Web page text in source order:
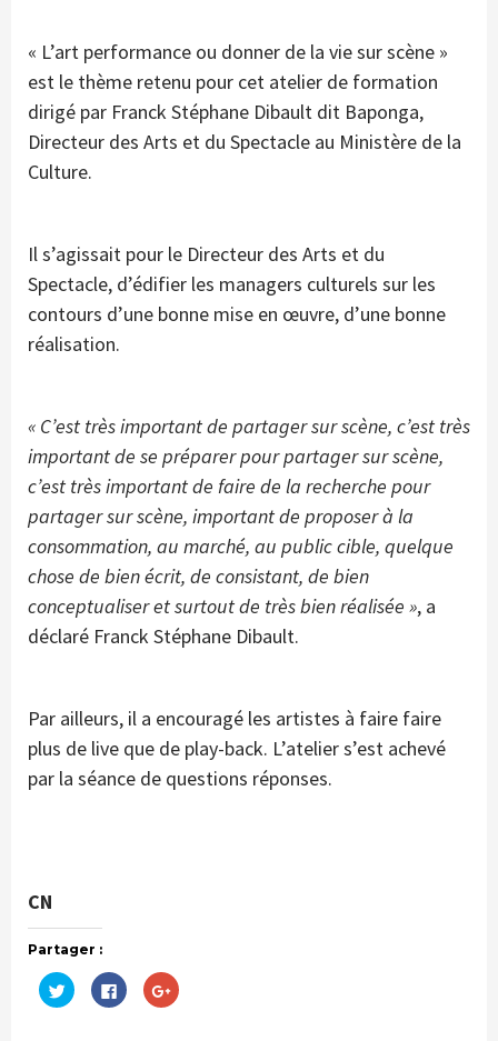
« L’art performance ou donner de la vie sur scène »
est le thème retenu pour cet atelier de formation
dirigé par Franck Stéphane Dibault dit Baponga,
Directeur des Arts et du Spectacle au Ministère de la
Culture.
Il s’agissait pour le Directeur des Arts et du
Spectacle, d’édifier les managers culturels sur les
contours d’une bonne mise en œuvre, d’une bonne
réalisation.
« C’est très important de partager sur scène, c’est très
important de se préparer pour partager sur scène,
c’est très important de faire de la recherche pour
partager sur scène, important de proposer à la
consommation, au marché, au public cible, quelque
chose de bien écrit, de consistant, de bien
conceptualiser et surtout de très bien réalisée », a
déclaré Franck Stéphane Dibault.
Par ailleurs, il a encouragé les artistes à faire faire
plus de live que de play-back. L’atelier s’est achevé
par la séance de questions réponses.
CN
Partager :
Cliquez
pour
partager
Cliquez
pour
partager
Cliquez
pour